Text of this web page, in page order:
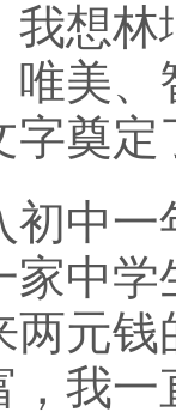
我想
唯美
字奠定
一
家中
两元
，我